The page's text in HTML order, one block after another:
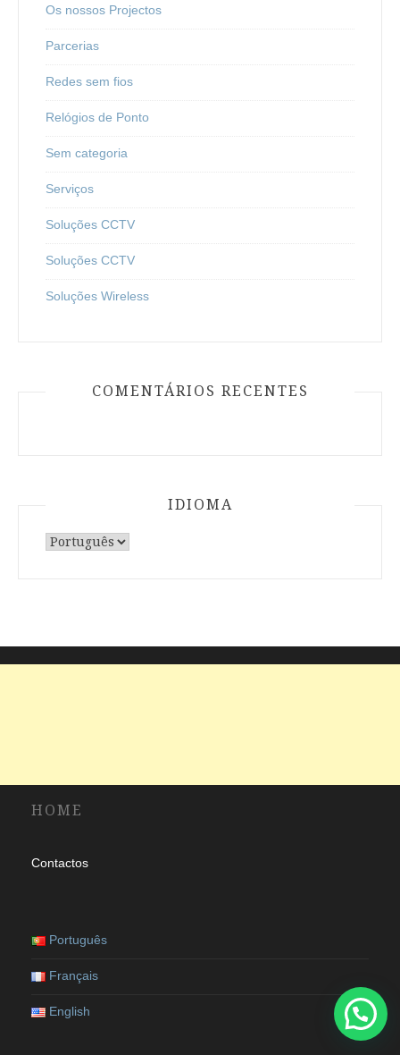
Os nossos Projectos
Parcerias
Redes sem fios
Relógios de Ponto
Sem categoria
Serviços
Soluções CCTV
Soluções CCTV
Soluções Wireless
COMENTÁRIOS RECENTES
IDIOMA
Escolha
HOME
Contactos
Português
Français
English